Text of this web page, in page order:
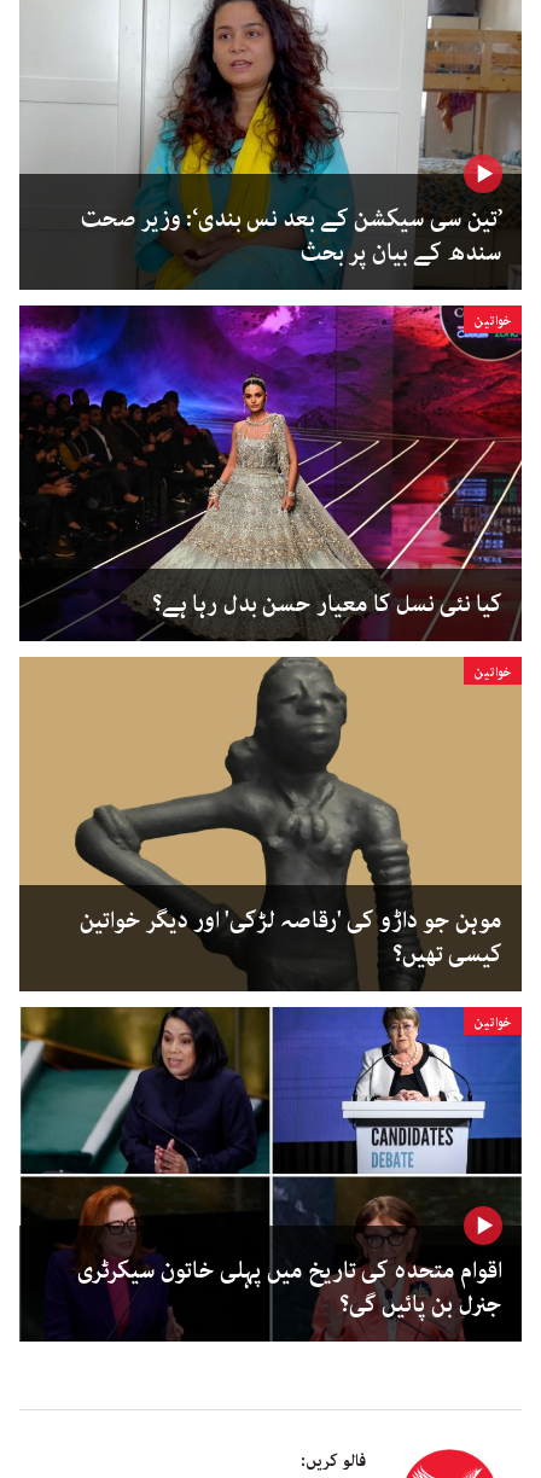
’تین سی سیکشن کے بعد نس بندی‘: وزیر صحت
سندھ کے بیان پر بحث
خواتین
کیا نئی نسل کا معیار حسن بدل رہا ہے؟
خواتین
موہن جو داڑو کی 'رقاصہ لڑکی' اور دیگر خواتین
کیسی تھیں؟
خواتین
اقوام متحدہ کی تاریخ میں پہلی خاتون سیکرٹری
جنرل بن پائیں گی؟
فالو کریں: